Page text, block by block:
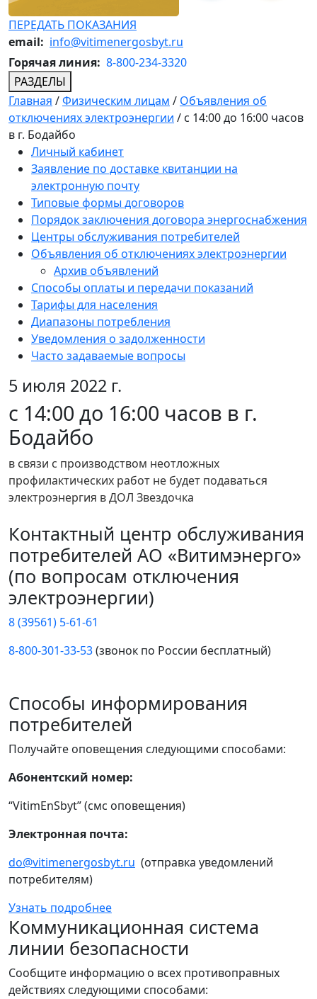
ПЕРЕДАТЬ ПОКАЗАНИЯ
email: info@vitimenergosbyt.ru
Горячая линия: 8-800-234-3320
РАЗДЕЛЫ
Главная /Физическим лицам / Объявления об
отключениях электроэнергии / с 14:00 до 16:00 часов
в г. Бодайбо
Личный кабинет
Заявление по доставке квитанции на
электронную почту
Типовые формы договоров
Порядок заключения договора энергоснабжения
Центры обслуживания потребителей
Объявления об отключениях электроэнергии
Архив объявлений
Способы оплаты и передачи показаний
Тарифы для населения
Диапазоны потребления
Уведомления о задолженности
Часто задаваемые вопросы
5 июля 2022 г.
с 14:00 до 16:00 часов в г.
Бодайбо
в связи с производством неотложных
профилактических работ не будет подаваться
электроэнергия в ДОЛ Звездочка
Контактный центр обслуживания
потребителей АО «Витимэнерго»
(по вопросам отключения
электроэнергии)
8 (39561) 5-61-61
8-800-301-33-53(звонок по России бесплатный)
Способы информирования
потребителей
Получайте оповещения следующими способами:
Абонентский номер:
“VitimEnSbyt” (смс оповещения)
Электронная почта:
do@vitimenergosbyt.ru (отправка уведомлений
потребителям)
Узнать подробнее
Коммуникационная система
линии безопасности
Сообщите информацию о всех противоправных
действиях следующими способами: